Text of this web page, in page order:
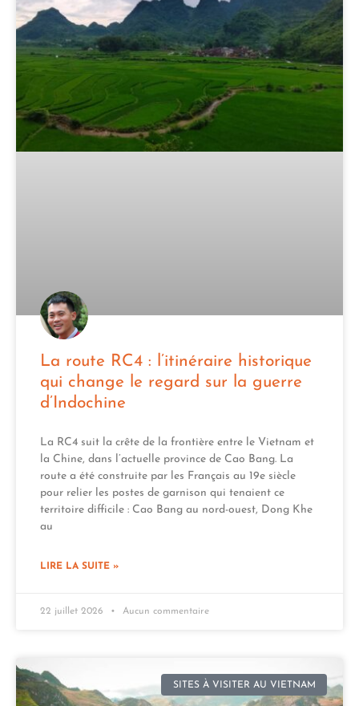
La route RC4 : l’itinéraire historique
qui change le regard sur la guerre
d’Indochine
La RC4 suit la crête de la frontière entre le Vietnam et
la Chine, dans l’actuelle province de Cao Bang. La
route a été construite par les Français au 19e siècle
pour relier les postes de garnison qui tenaient ce
territoire difficile : Cao Bang au nord-ouest, Dong Khe
au
LIRE LA SUITE »
22 juillet 2026 Aucun commentaire
SITES À VISITER AU VIETNAM